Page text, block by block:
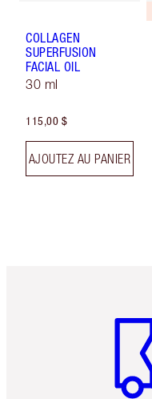
COLLAGEN
SUPERFUSION
FACIAL OIL
30 ml
115,00 $
AJOUTEZ AU PANIER